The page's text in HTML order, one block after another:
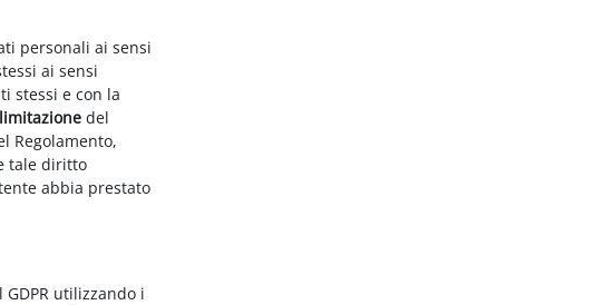
personali ai sensi
ai sensi
stessi e con la
limitazione del
Regolamento,
tale diritto
abbia prestato
utilizzando i